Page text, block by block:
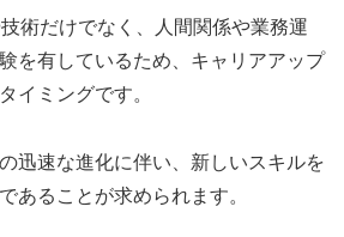
術だけでなく、人間関係や業務運
を有しているため、キャリアアップ
イミングです。
迅速な進化に伴い、新しいスキルを
あることが求められます。